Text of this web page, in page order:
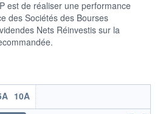
300
est de réaliser une performance
des Sociétés des Bourses
Nets Réinvestis sur la
10A